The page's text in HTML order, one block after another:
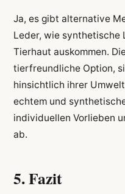
Ja, es gibt alternative
Leder, wie synthetische
Tierhaut auskommen.
tierfreundliche Option,
hinsichtlich ihrer
echtem und
individuellen Vorlieben
ab.
5. Fazit